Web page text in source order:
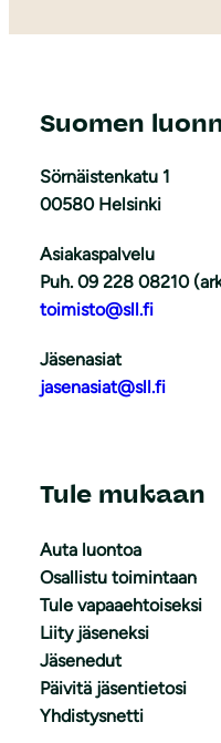
Suomen
Sörnäistenkatu 1
00580 Helsinki
Asiakaspalvelu
Puh. 09 228 08210
toimisto@sll.fi
Jäsenasiat
jasenasiat@sll.fi
Tule mukaan
Auta luontoa
Osallistu toimintaan
Tule vapaaehtoiseksi
Liity jäseneksi
Jäsenedut
Päivitä jäsentietosi
Yhdistysnetti